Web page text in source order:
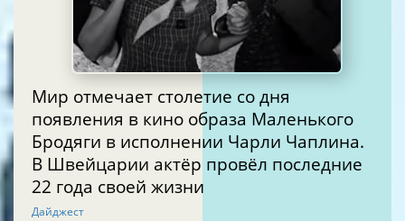
Мир отмечает столетие со дня
появления в кино образа Маленького
Бродяги в исполнении Чарли Чаплина.
В Швейцарии актёр провёл последние
22 года своей жизни
Дайджест